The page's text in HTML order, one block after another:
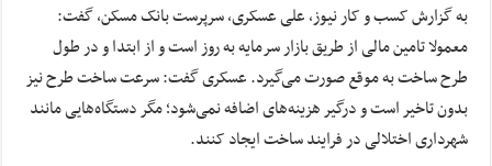
به گزارش کسب و کار نیوز، علی عسکری، سرپرست بانک مسکن، گفت:
معمولا تامین مالی از طریق بازار سرمایه به روز است و از ابتدا و در طول
طرح ساخت به موقع صورت می‌گیرد. عسکری گفت: سرعت ساخت طرح نیز
بدون تاخیر است و درگیر هزینه‌های اضافه نمی‌شود؛ مگر دستگاه‌هایی مانند
شهرداری اختلالی در فرایند ساخت ایجاد کنند.